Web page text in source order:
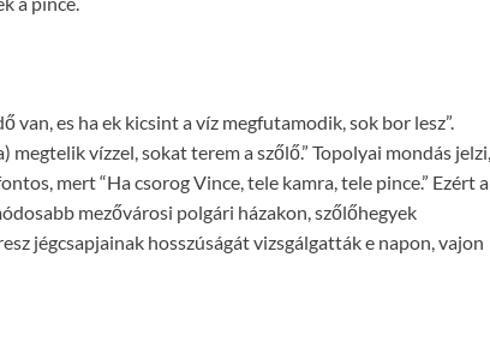
es ha ek kicsint a víz megfutamodik, sok bor lesz”.
vízzel, sokat terem a szőlő.” Topolyai mondás jelzi,
mert “Ha csorog Vince, tele kamra, tele pince.” Ezért a
mezővárosi polgári házakon, szőlőhegyek
jégcsapjainak hosszúságát vizsgálgatták e napon, vajon